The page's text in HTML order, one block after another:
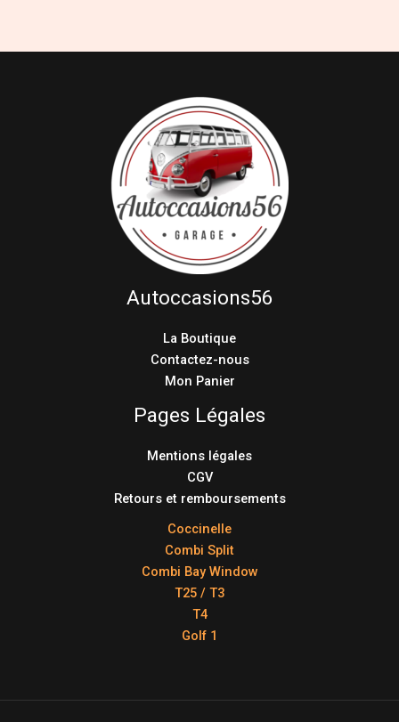
Autoccasions56
La Boutique
Contactez-nous
Mon Panier
Pages Légales
Mentions légales
CGV
Retours et remboursements
Coccinelle
Combi Split
Combi Bay Window
T25 / T3
T4
Golf 1